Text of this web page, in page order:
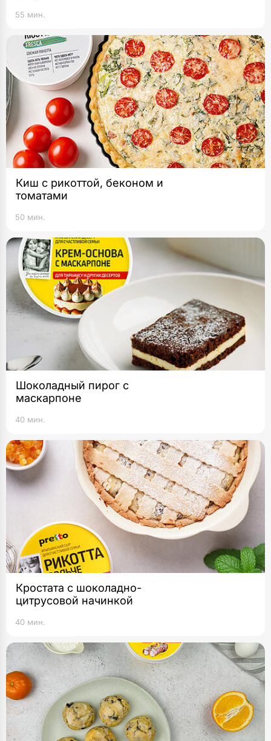
55 мин.
Киш с рикоттой, беконом и
томатами
50 мин.
Шоколадный пирог с
маскарпоне
40 мин.
Кростата с шоколадно-
цитрусовой начинкой
40 мин.